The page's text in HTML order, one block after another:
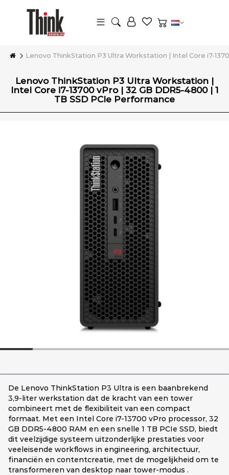
Lenovo ThinkStation P3 Ultra Workstation | Intel Core i7-
Lenovo ThinkStation P3 Ultra Workstation |
Intel Core i7-13700 vPro | 32 GB DDR5-4800 | 1
TB SSD PCIe Performance
De Lenovo ThinkStation P3 Ultra is een baanbrekend
3,9-liter werkstation dat de kracht van een tower
combineert met de flexibiliteit van een compact
formaat. Met een Intel Core i7-13700 vPro processor, 32
GB DDR5-4800 RAM en een snelle 1 TB PCIe SSD, biedt
dit veelzijdige systeem uitzonderlijke prestaties voor
veeleisende workflows in engineering, architectuur,
financiën en contentcreatie, met de mogelijkheid om te
transformeren van desktop naar tower-modus .